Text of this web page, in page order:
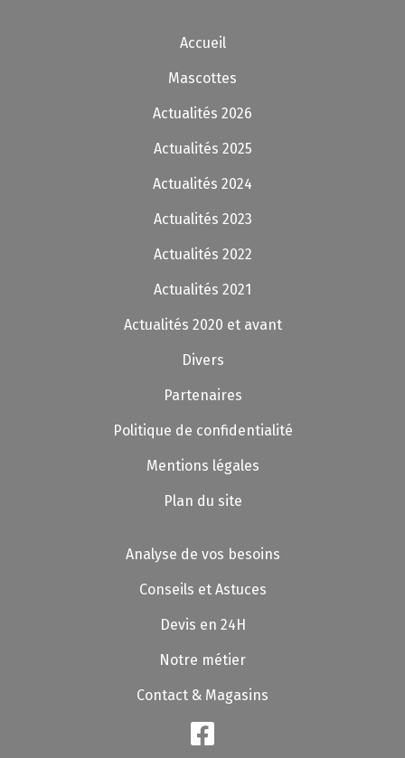
Accueil
Mascottes
Actualités 2026
Actualités 2025
Actualités 2024
Actualités 2023
Actualités 2022
Actualités 2021
Actualités 2020 et avant
Divers
Partenaires
Politique de confidentialité
Mentions légales
Plan du site
Analyse de vos besoins
Conseils et Astuces
Devis en 24H
Notre métier
Contact & Magasins